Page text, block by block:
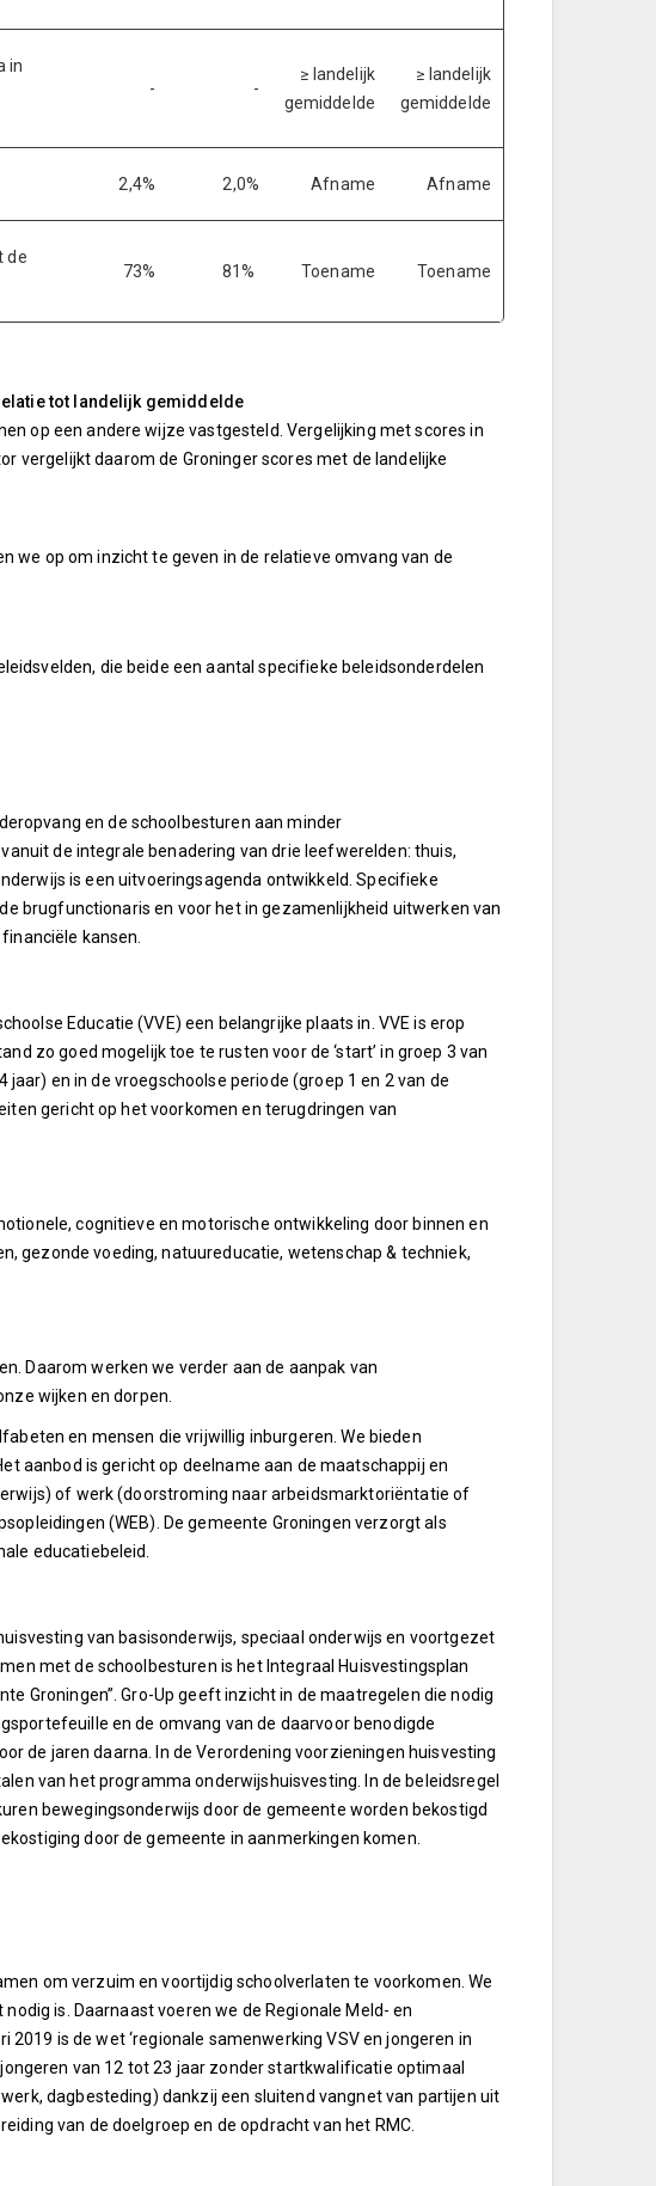
in
- -
≥ landelijk
gemiddelde
≥ landelijk
gemiddelde
2,4% 2,0% Afname Afname
de
73% 81% Toename Toename
tot landelijk gemiddelde
op een andere wijze vastgesteld. Vergelijking met scores in
vergelijkt daarom de Groninger scores met de landelijke
we op om inzicht te geven in de relatieve omvang van de
die beide een aantal specifieke beleidsonderdelen
en de schoolbesturen aan minder
de integrale benadering van drie leefwerelden: thuis,
is een uitvoeringsagenda ontwikkeld. Specifieke
brugfunctionaris en voor het in gezamenlijkheid uitwerken van
kansen.
Educatie (VVE) een belangrijke plaats in. VVE is erop
zo goed mogelijk toe te rusten voor de ‘start’ in groep 3 van
en in de vroegschoolse periode (groep 1 en 2 van de
gericht op het voorkomen en terugdringen van
cognitieve en motorische ontwikkeling door binnen en
gezonde voeding, natuureducatie, wetenschap & techniek,
Daarom werken we verder aan de aanpak van
wijken en dorpen.
en mensen die vrijwillig inburgeren. We bieden
aanbod is gericht op deelname aan de maatschappij en
of werk (doorstroming naar arbeidsmarktoriëntatie of
(WEB). De gemeente Groningen verzorgt als
educatiebeleid.
van basisonderwijs, speciaal onderwijs en voortgezet
met de schoolbesturen is het Integraal Huisvestingsplan
Groningen”. Gro-Up geeft inzicht in de maatregelen die nodig
en de omvang van de daarvoor benodigde
de jaren daarna. In de Verordening voorzieningen huisvesting
van het programma onderwijshuisvesting. In de beleidsregel
bewegingsonderwijs door de gemeente worden bekostigd
door de gemeente in aanmerkingen komen.
om verzuim en voortijdig schoolverlaten te voorkomen. We
is. Daarnaast voeren we de Regionale Meld- en
is de wet ‘regionale samenwerking VSV en jongeren in
van 12 tot 23 jaar zonder startkwalificatie optimaal
dagbesteding) dankzij een sluitend vangnet van partijen uit
van de doelgroep en de opdracht van het RMC.